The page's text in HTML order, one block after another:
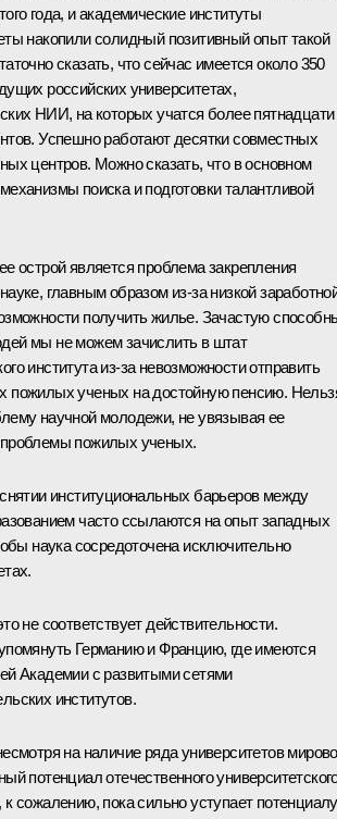
года, и академические институты
накопили солидный позитивный опыт такой
сказать, что сейчас имеется около 350
российских университетах,
НИИ, на которых учатся более пятнадцати
Успешно работают десятки совместных
центров. Можно сказать, что в основном
поиска и подготовки талантливой
острой является проблема закрепления
главным образом из‑за низкой
получить жилье. Зачастую
мы не можем зачислить в штат
института из‑за невозможности отправить
пожилых ученых на достойную пенсию.
научной молодежи, не увязывая ее
пожилых ученых.
институциональных барьеров между
часто ссылаются на опыт западных
наука сосредоточена исключительно
не соответствует действительности.
Германию и Францию, где имеются
Академии с развитыми сетями
институтов.
на наличие ряда университетов
потенциал отечественного
сожалению, пока сильно уступает потенциалу